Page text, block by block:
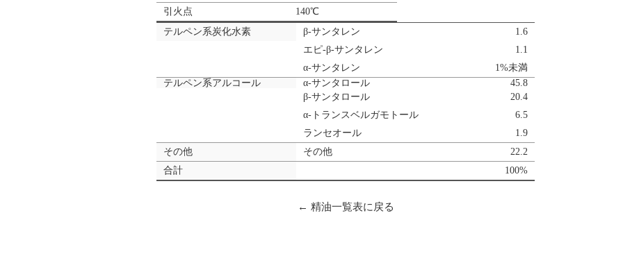
引火点
140℃
テルペン系炭化水素
β-サンタレン
1.6
エピ-β-サンタレン
1.1
α-サンタレン
1%未満
テルペン系アルコール
α-サンタロール
45.8
β-サンタロール
20.4
α-トランスベルガモトール
6.5
ランセオール
1.9
その他
その他
22.2
合計
100%
← 精油一覧表に戻る